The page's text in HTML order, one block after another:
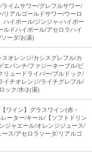
イムサワー/グレフルサワー/
リアルゴールドサワー/ウーロ
ハイボール/ジンジャ-ハイボー
ルドハイボール/アセロラハイ
ソーダ/お湯)
オレンジ/カシスグレフル/カ
エパンチ/ファジーネーブル/ピ
リュードライバー/ブルドック/
イチオレンジ/ライチグレフル/
ック/水/お湯)
ワイン】グラスワイン(赤・
ーター/キール/【ソフトドリン
ジャエール/オレンジジュース/
ス/アセロラソーダ/リアルゴ